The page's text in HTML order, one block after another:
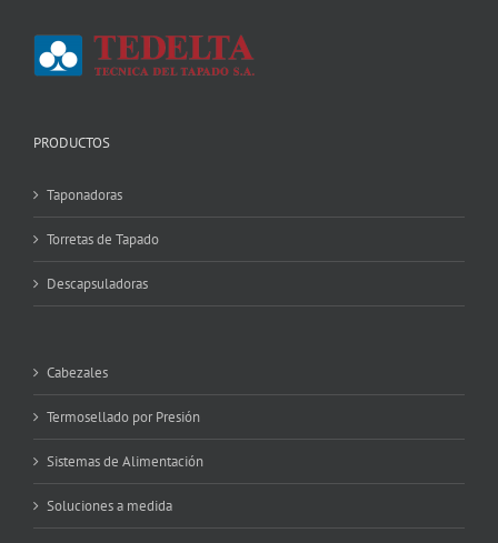
PRODUCTOS
Taponadoras
Torretas de Tapado
Descapsuladoras
Cabezales
Termosellado por Presión
Sistemas de Alimentación
Soluciones a medida